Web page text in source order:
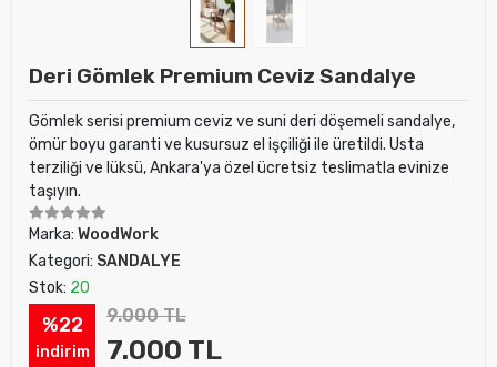
Deri Gömlek Premium Ceviz Sandalye
Gömlek serisi premium ceviz ve suni deri döşemeli sandalye,
ömür boyu garanti ve kusursuz el işçiliği ile üretildi. Usta
terziliği ve lüksü, Ankara'ya özel ücretsiz teslimatla evinize
taşıyın.
Marka: WoodWork
Kategori: SANDALYE
Stok: 20
%22
indirim
9.000 TL
7.000 TL